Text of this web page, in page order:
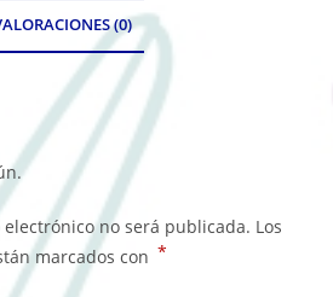
(0)
no será publicada. Los
marcados con *